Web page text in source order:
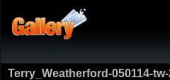
Terry_Weatherford-050114-